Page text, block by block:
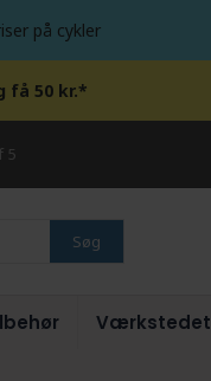
på cykler
få 50 kr.*
5
Søg
Værkstedet